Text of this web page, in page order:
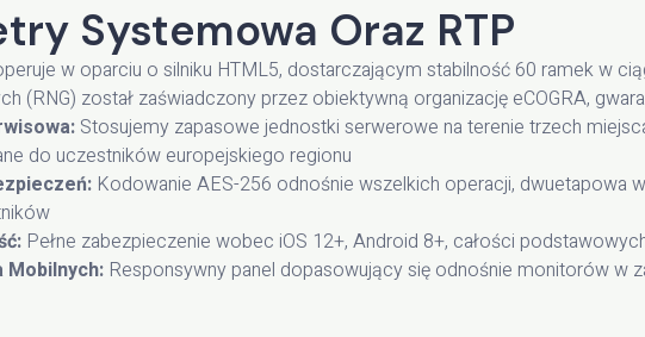
Systemowa Oraz RTP
w oparciu o silniku HTML5, dostarczającym stabilność 60 ramek w
(RNG) został zaświadczony przez obiektywną organizację eCOGRA,
Stosujemy zapasowe jednostki serwerowe na terenie trzech
do uczestników europejskiego regionu
Kodowanie AES-256 odnośnie wszelkich operacji, dwuetapowa
Pełne zabezpieczenie wobec iOS 12+, Android 8+, całości
Mobilnych:Responsywny panel dopasowujący się odnośnie monitorów w